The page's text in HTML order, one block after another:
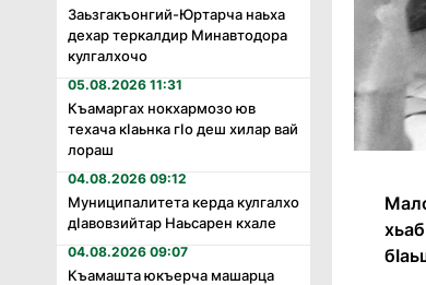
Заьзгакъонгий-Юртарча наьха
дехар теркалдир Минавтодора
кулгалхочо
05.08.2026 11:31
Къамаргах нокхармозо юв
техача кӏаьнка гӏо деш хилар вай
лораш
04.08.2026 09:12
Муниципалитета керда кулгалхо
дӏавовзийтар Наьсарен кхале
04.08.2026 09:07
Къамашта юкъерча машарца